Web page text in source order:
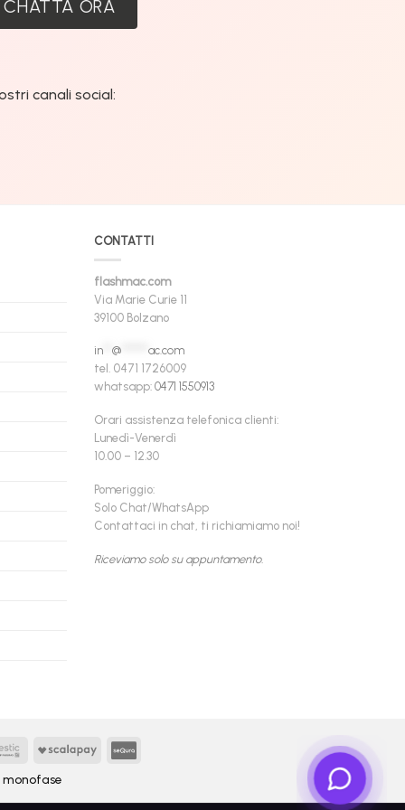
CHATTA ORA
canali social:
CONTATTI
flashmac.com
Via Marie Curie 11
39100 Bolzano
in** @****** ac.com
tel. 0471 1726009
whatsapp: 0471 1550913
Orari assistenza telefonica clienti:
Lunedì-Venerdì
10.00 – 12.30
Pomeriggio:
Solo Chat/WhatsApp
Contattaci in chat, ti richiamiamo noi!
Riceviamo solo su appuntamento.
FindomesticScalapay
monofase